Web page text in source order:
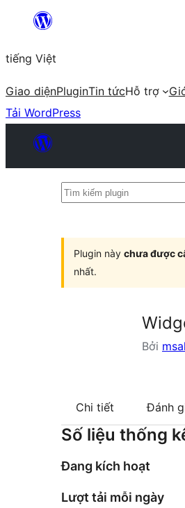
Chuyển
phần
nội
dung
tiếng Việt
Giao diệnPluginTin tứcHỗ trợ
Tải WordPress
Tìm
Plugin này chưa được
nhất.
Bởi
Chi tiết Đánh
Số liệu thống
Đang kích hoạt
Lượt tải mỗi ngày